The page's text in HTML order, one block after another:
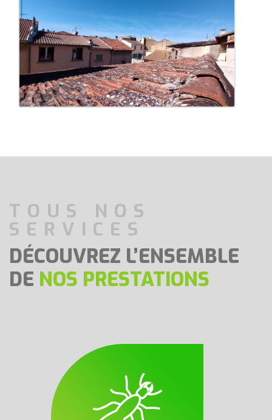
TOUS NOS
SERVICES
DÉCOUVREZ L’ENSEMBLE
DE NOS PRESTATIONS